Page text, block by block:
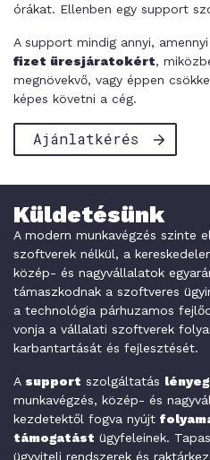
órákat. Ellenben egy support
A support mindig annyi,
fizet üresjáratokért,
megnövekvő, vagy éppen
képes követni a cég.
Ajánlatkérés
Küldetésünk
A modern munkavégzés szinte
szoftverek nélkül, a
közép- és nagyvállalatok
támaszkodnak a szoftveres
a technológia párhuzamos
vonja a vállalati szoftverek
karbantartását és fejlesztését.
A support szolgáltatás
munkavégzés, közép- és
kezdetektől fogva nyújt
támogatást ügyfeleinek.
ügyviteli rendszerek és